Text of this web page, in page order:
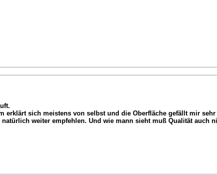
sich meistens von selbst und die Oberfläche gefällt mir
weiter empfehlen. Und wie mann sieht muß Qualität auch